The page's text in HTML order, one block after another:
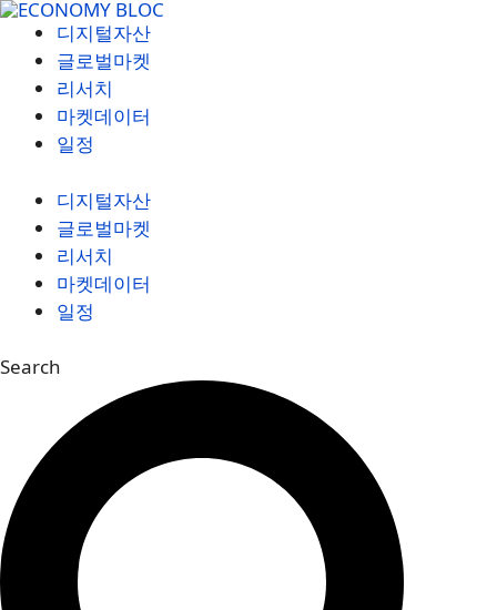
컨
디지털자산
글로벌마켓
리서치
마켓데이터
일정
디지털자산
글로벌마켓
리서치
마켓데이터
일정
Search